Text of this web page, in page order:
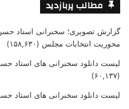
مطالب پربازدید
گزارش تصویری؛ سخنرانی استاد
محوریت انتخابات مجلس (۱۵۸,۶۳۰)
لیست دانلود سخنرانی های استاد حسن عباسی
(۶۰,۱۳۷)
لیست دانلود سخنرانی های استاد حسن